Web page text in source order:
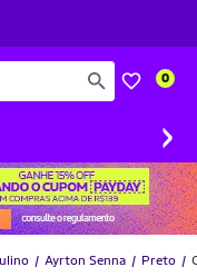
0
›
Ayrton Senna Preto